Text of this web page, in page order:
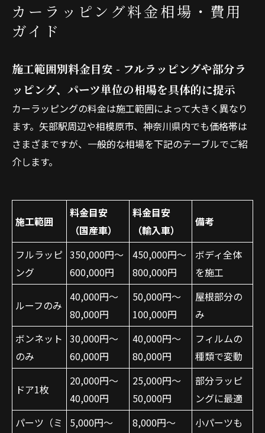
カーラッピング料金相場・費用
ガイド
施工範囲別料金目安 - フルラッピングや部分ラ
ッピング、パーツ単位の相場を具体的に提示
カーラッピングの料金は施工範囲によって大きく異なり
ます。矢部駅周辺や相模原市、神奈川県内でも価格帯は
さまざまですが、一般的な相場を下記のテーブルでご紹
介します。
施工範囲
料金目安
（国産車）
料金目安
（輸入車）
備考
フルラッピ
ング
350,000円～
600,000円
450,000円～
800,000円
ボディ全体
を施工
ルーフのみ
40,000円～
80,000円
50,000円～
100,000円
屋根部分の
み
ボンネット
のみ
30,000円～
60,000円
40,000円～
80,000円
フィルムの
種類で変動
ドア1枚
20,000円～
40,000円
25,000円～
50,000円
部分ラッピ
ングに最適
パーツ（ミ
5,000円～
8,000円～
小パーツも